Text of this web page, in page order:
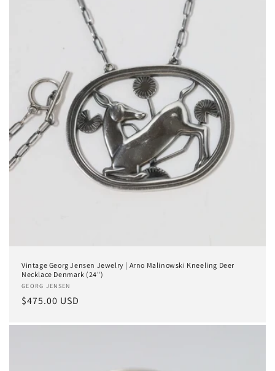
Vintage Georg Jensen Jewelry | Arno Malinowski Kneeling Deer
Necklace Denmark (24")
Anbieter:
GEORG JENSEN
Normaler
$475.00 USD